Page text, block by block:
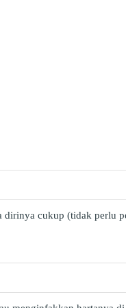
dirinya cukup (tidak perlu